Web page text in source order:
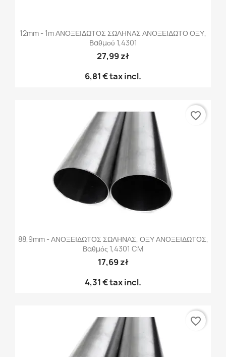
12mm - 1m ΑΝΟΞΕΙΔΩΤΟΣ ΣΩΛΗΝΑΣ ΑΝΟΞΕΙΔΩΤΟ ΟΞΥ,
Βαθμού 1,4301
27,99 zł
6,81 €tax incl.
88,9mm - ΑΝΟΞΕΙΔΩΤΟΣ ΣΩΛΗΝΑΣ, ΟΞΥ ΑΝΟΞΕΙΔΩΤΟΣ,
Βαθμός 1,4301 CM
17,69 zł
4,31 €tax incl.
favorite_border
favorite_border